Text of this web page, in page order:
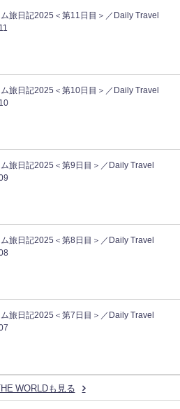
旅日記2025＜第11日目＞／Daily Travel
旅日記2025＜第10日目＞／Daily Travel
旅日記2025＜第9日目＞／Daily Travel
旅日記2025＜第8日目＞／Daily Travel
旅日記2025＜第7日目＞／Daily Travel
WORLDも見る